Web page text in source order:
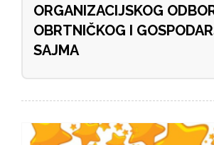
ORGANIZACIJSKOG
OBRTNIČKOG I
SAJMA